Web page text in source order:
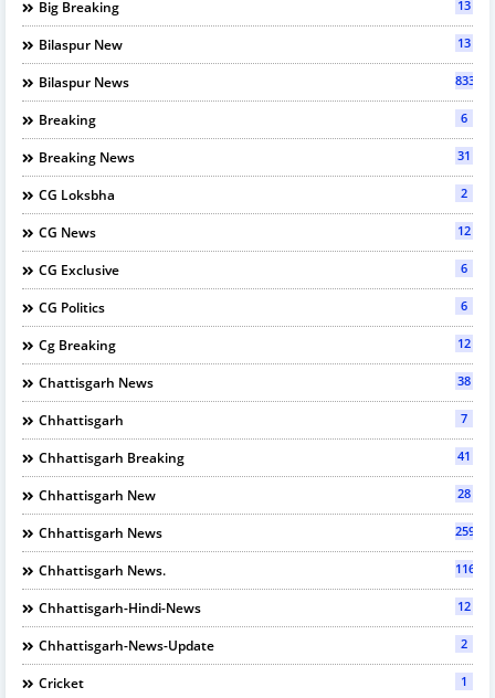
Big Breaking 13
Bilaspur New 13
Bilaspur News 833
Breaking 6
Breaking News 31
CG Loksbha 2
CG News 12
CG Exclusive 6
CG Politics 6
Cg Breaking 12
Chattisgarh News 38
Chhattisgarh 7
Chhattisgarh Breaking 41
Chhattisgarh New 28
Chhattisgarh News 2594
Chhattisgarh News. 116
Chhattisgarh-Hindi-News 12
Chhattisgarh-News-Update 2
Cricket 1